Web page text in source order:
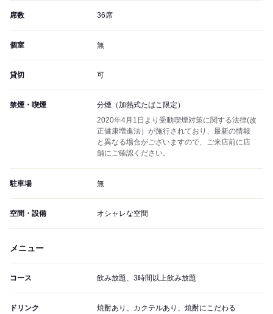
席数 36席
個室 無
貸切 可
禁煙・喫煙
分煙（加熱式たばこ限定）
2020年4月1日より受動喫煙対策に関する法律(改
正健康増進法）が施行されており、最新の情報
と異なる場合がございますので、ご来店前に店
舗にご確認ください。
駐車場 無
空間・設備 オシャレな空間
メニュー
コース 飲み放題、3時間以上飲み放題
ドリンク 焼酎あり、カクテルあり、焼酎にこだわる